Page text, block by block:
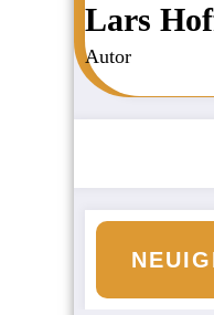
Lars
Autor
an den Börsen